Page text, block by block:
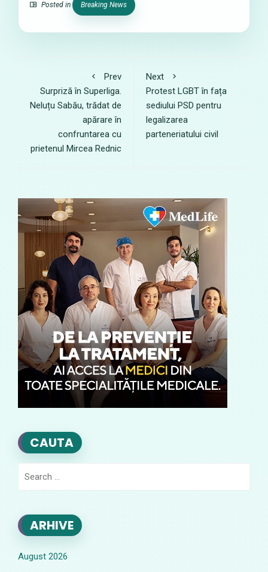
Posted in Breaking News
Prev
Surpriză în Superliga.
Neluțu Sabău, trădat de
apărare în
confruntarea cu
prietenul Mircea Rednic
Next
Protest LGBT în fața
sediului PSD pentru
legalizarea
parteneriatului civil
CAUTA
ARHIVE
August 2026